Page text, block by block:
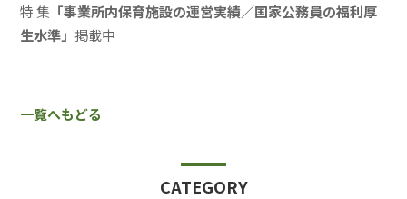
特 集 「事業所内保育施設の運営実績／国家公務員の福利厚
生水準」掲載中
一覧へもどる
CATEGORY